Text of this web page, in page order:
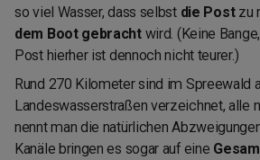
so viel Wasser, dass selbst die Postzu
dem Boot gebrachtwird. (Keine
Post hierher ist dennoch nicht teurer.)
Rund 270 Kilometer sind im Spreewald
Landeswasserstraßen verzeichnet, alle
nennt man die natürlichen
Kanäle bringen es sogar auf eine